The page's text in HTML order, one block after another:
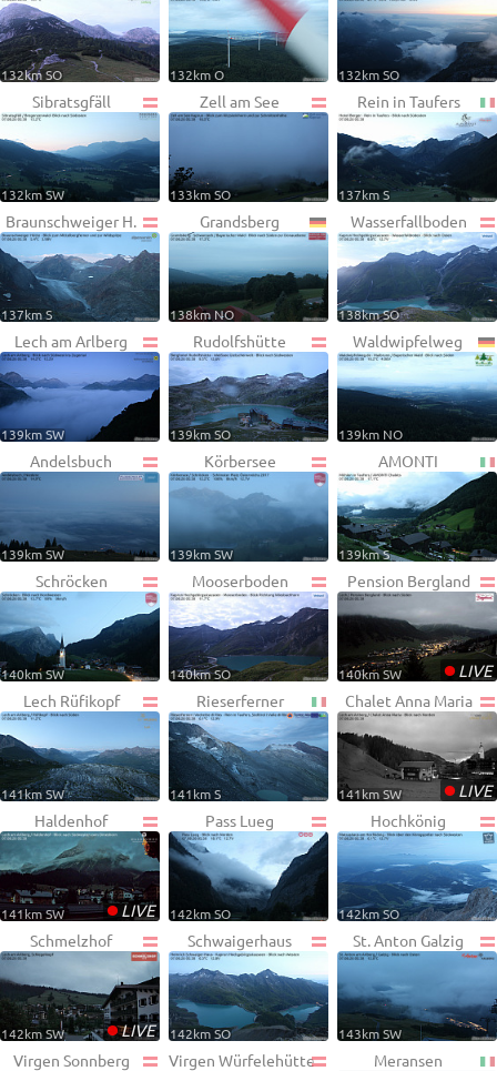
132km SO 132km O 132km SO
Sibratsgfäll
132km SW
Zell am See
133km SO
Rein in Taufers
137km S
Braunschweiger H.
137km S
Grandsberg
138km NO
Wasserfallboden
138km SO
Lech am Arlberg
139km SW
Rudolfshütte
139km SO
Waldwipfelweg
139km NO
Andelsbuch
139km SW
Körbersee
139km SW
AMONTI
139km S
Schröcken
140km SW
Mooserboden
140km SO
Pension Bergland
•LIVE
140km SW
Lech Rüfikopf
141km SW
Rieserferner
141km S
Chalet Anna Maria
•LIVE
141km SW
Haldenhof
•LIVE
141km SW
Pass Lueg
142km SO
Hochkönig
142km SO
Schmelzhof
•LIVE
142km SW
Schwaigerhaus
142km SO
St. Anton Galzig
143km SW
Virgen Sonnberg Virgen Würfelehütte Meransen